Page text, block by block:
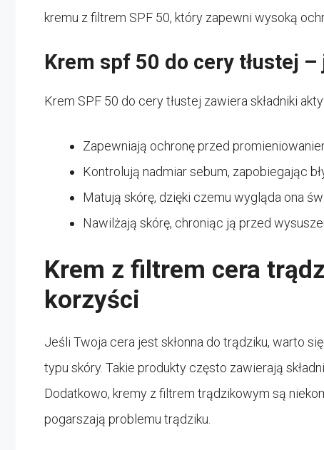
kremu z filtrem SPF 50, który zapewni wysoką
Krem spf 50 do cery tłustej –
Krem SPF 50 do cery tłustej zawiera składniki
Zapewniają ochronę przed
Kontrolują nadmiar sebum, zapobiegając
Matują skórę, dzięki czemu wygląda ona
Nawilżają skórę, chroniąc ją przed
Krem z filtrem cera
korzyści
Jeśli Twoja cera jest skłonna do trądziku, warto
typu skóry. Takie produkty często zawierają
Dodatkowo, kremy z filtrem trądzikowym są
pogarszają problemu trądziku.